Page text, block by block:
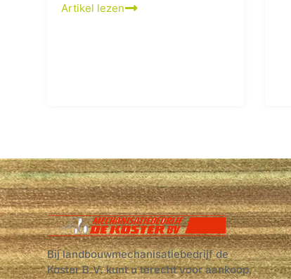
Artikel lezen
Bij landbouwmechanisatiebedrijf de
Koster B.V. kunt u terecht voor aankoop,